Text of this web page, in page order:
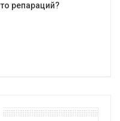
репараций?